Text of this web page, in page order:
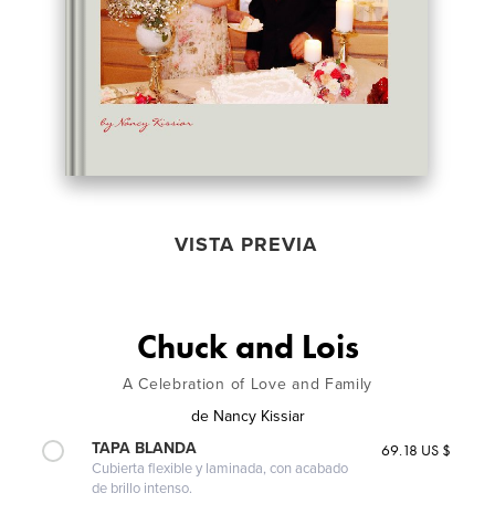
VISTA PREVIA
Chuck and Lois
A Celebration of Love and Family
de Nancy Kissiar
TAPA BLANDA
Cubierta flexible y laminada, con acabado
de brillo intenso.
69.18 US $